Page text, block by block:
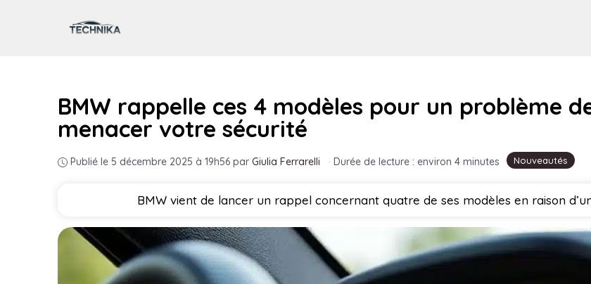
Nouveautés
BMW rappelle ces 4 modèles pour un problème
menacer votre sécurité
Publié le 5 décembre 2025 à 19h56 par Giulia Ferrarelli · Durée de lecture : environ 4 minutes
BMW vient de lancer un rappel concernant quatre de ses modèles en raison